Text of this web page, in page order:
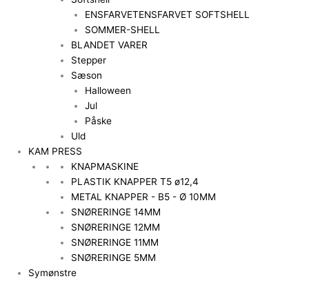
ENSFARVETENSFARVET SOFTSHELL
SOMMER-SHELL
BLANDET VARER
Stepper
Sæson
Halloween
Jul
Påske
Uld
KAM PRESS
KNAPMASKINE
PLASTIK KNAPPER T5 ø12,4
METAL KNAPPER - B5 - Ø 10MM
SNØRERINGE 14MM
SNØRERINGE 12MM
SNØRERINGE 11MM
SNØRERINGE 5MM
Symønstre